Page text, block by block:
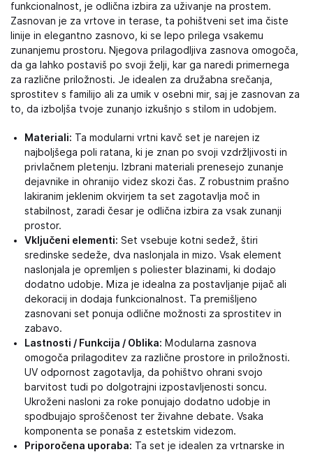
funkcionalnost, je odlična izbira za uživanje na prostem.
Zasnovan je za vrtove in terase, ta pohištveni set ima čiste
linije in elegantno zasnovo, ki se lepo prilega vsakemu
zunanjemu prostoru. Njegova prilagodljiva zasnova omogoča,
da ga lahko postaviš po svoji želji, kar ga naredi primernega
za različne priložnosti. Je idealen za družabna srečanja,
sprostitev s familijo ali za umik v osebni mir, saj je zasnovan za
to, da izboljša tvoje zunanjo izkušnjo s stilom in udobjem.
Materiali: Ta modularni vrtni kavč set je narejen iz
najboljšega poli ratana, ki je znan po svoji vzdržljivosti in
privlačnem pletenju. Izbrani materiali prenesejo zunanje
dejavnike in ohranijo videz skozi čas. Z robustnim prašno
lakiranim jeklenim okvirjem ta set zagotavlja moč in
stabilnost, zaradi česar je odlična izbira za vsak zunanji
prostor.
Vključeni elementi: Set vsebuje kotni sedež, štiri
sredinske sedeže, dva naslonjala in mizo. Vsak element
naslonjala je opremljen s poliester blazinami, ki dodajo
dodatno udobje. Miza je idealna za postavljanje pijač ali
dekoracij in dodaja funkcionalnost. Ta premišljeno
zasnovani set ponuja odlične možnosti za sprostitev in
zabavo.
Lastnosti / Funkcija / Oblika: Modularna zasnova
omogoča prilagoditev za različne prostore in priložnosti.
UV odpornost zagotavlja, da pohištvo ohrani svojo
barvitost tudi po dolgotrajni izpostavljenosti soncu.
Ukroženi nasloni za roke ponujajo dodatno udobje in
spodbujajo sproščenost ter živahne debate. Vsaka
komponenta se ponaša z estetskim videzom.
Priporočena uporaba: Ta set je idealen za vrtnarske in